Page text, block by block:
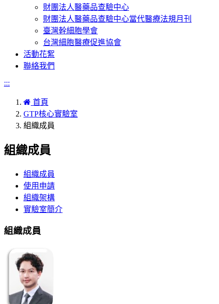
財團法人醫藥品查驗中心
財團法人醫藥品查驗中心當代醫療法規月刊
臺灣幹細胞學會
台灣細胞醫療促進協會
活動花絮
聯絡我們
:::
首頁
GTP核心實驗室
組織成員
組織成員
組織成員
使用申請
組織架構
實驗室簡介
組織成員